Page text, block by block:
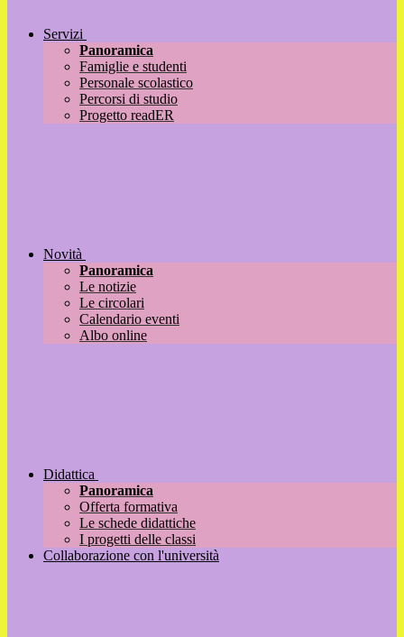
Servizi
Panoramica
Famiglie e studenti
Personale scolastico
Percorsi di studio
Progetto readER
Novità
Panoramica
Le notizie
Le circolari
Calendario eventi
Albo online
Didattica
Panoramica
Offerta formativa
Le schede didattiche
I progetti delle classi
Collaborazione con l'università